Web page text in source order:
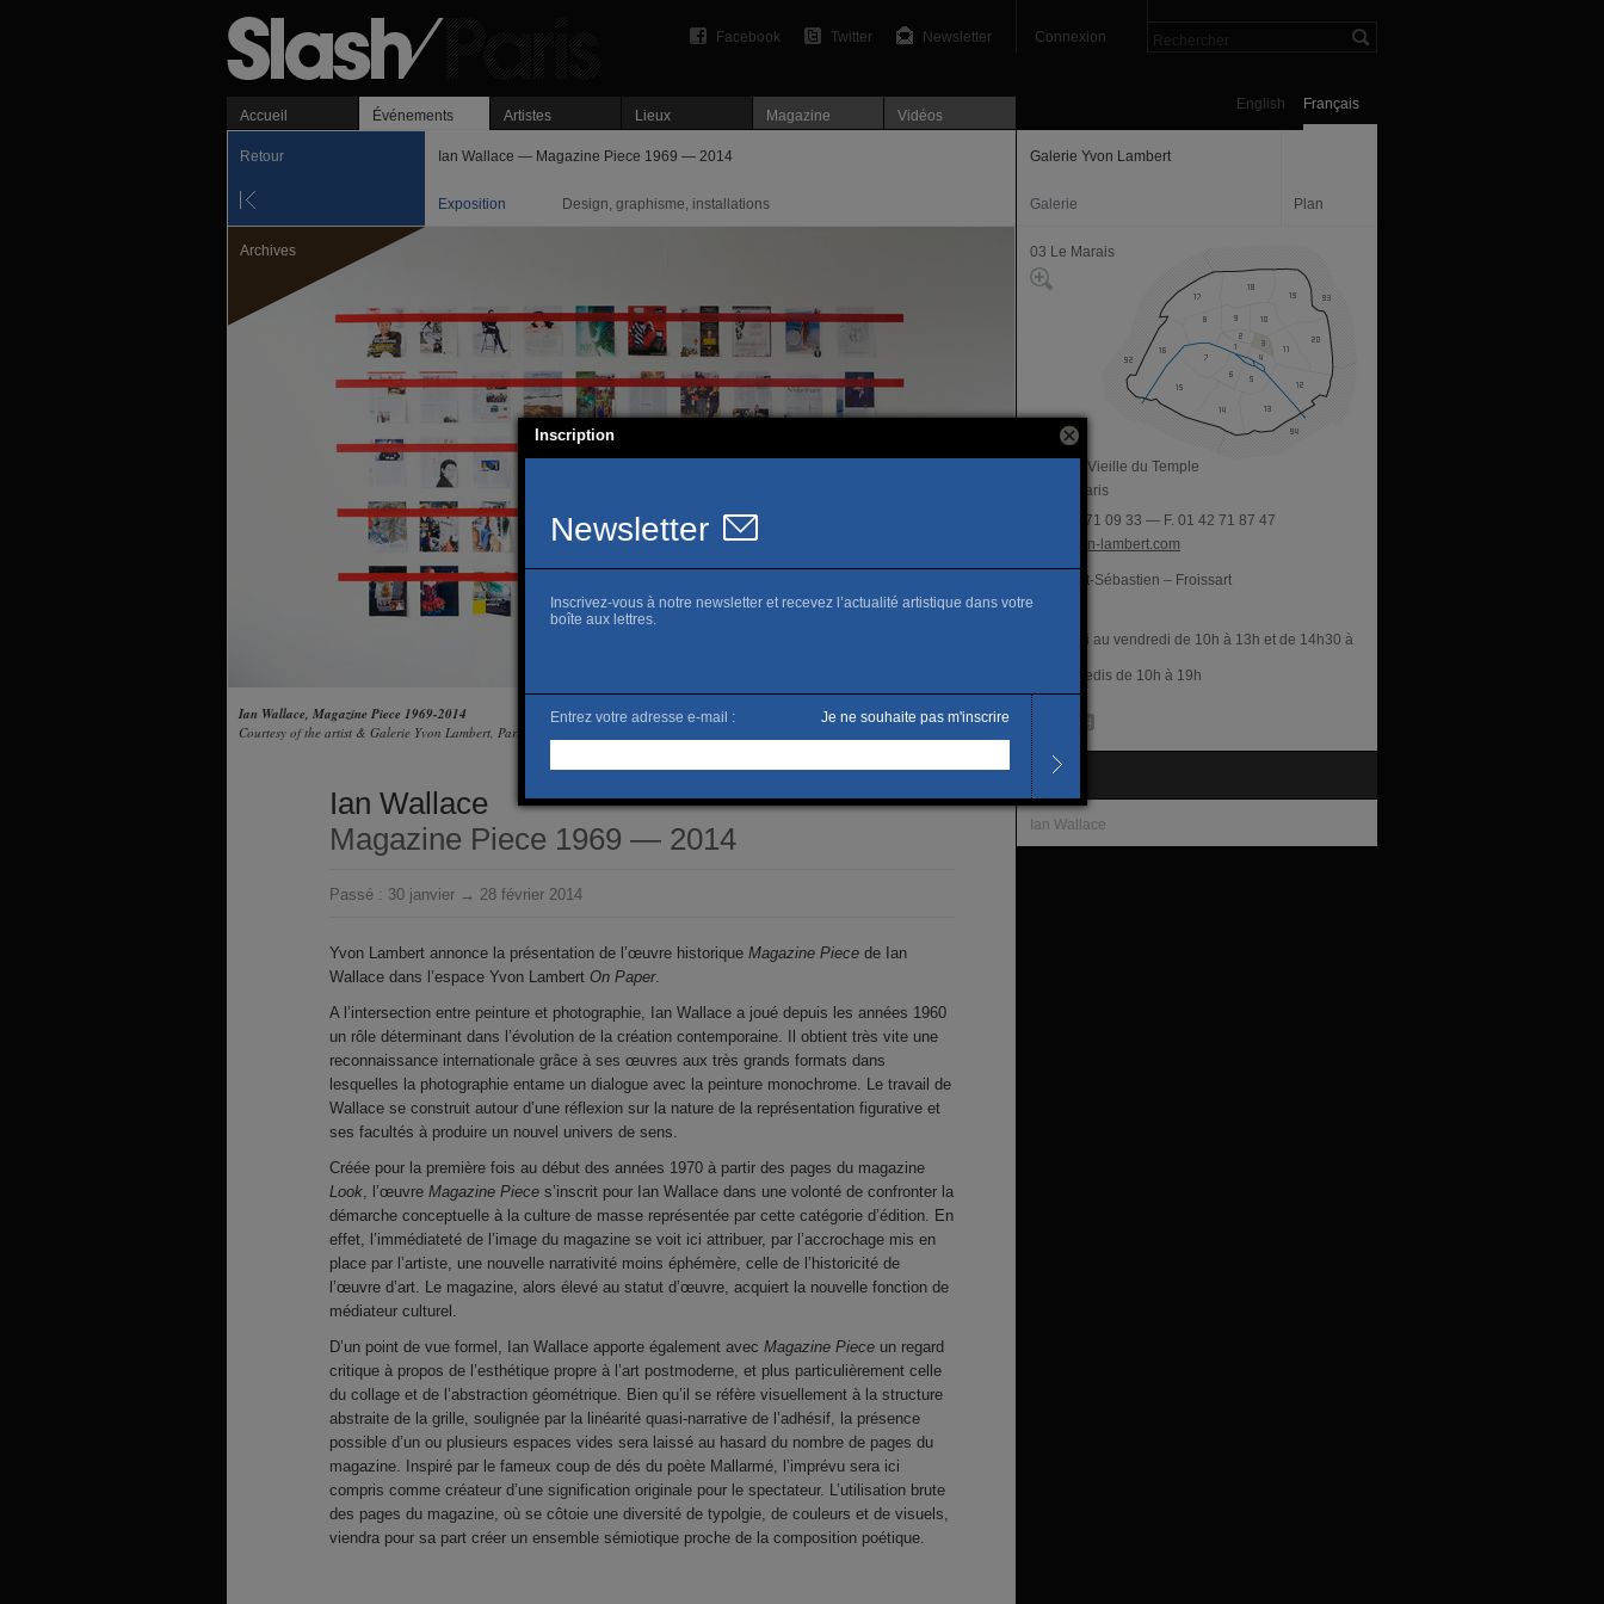
Connexion
Newsletter
Twitter
Facebook
Français
English
Accueil Événements Artistes Lieux Magazine Vidéos
Retour Ian Wallace — Magazine Piece 1969 — 2014
Exposition Design, graphisme, installations
Archives
Ian Wallace, Magazine Piece 1969-2014
Courtesy of the artist & Galerie Yvon Lambert, Paris
Ian Wallace
Magazine Piece 1969 — 2014
Passé : 30 janvier → 28 février 2014
Yvon Lambert annonce la présentation de l’œuvre historique Magazine Piece de Ian
Wallace dans l’espace Yvon Lambert On Paper.
A l’intersection entre peinture et photographie, Ian Wallace a joué depuis les années 1960
un rôle déterminant dans l’évolution de la création contemporaine. Il obtient très vite une
reconnaissance internationale grâce à ses œuvres aux très grands formats dans
lesquelles la photographie entame un dialogue avec la peinture monochrome. Le travail de
Wallace se construit autour d’une réflexion sur la nature de la représentation figurative et
ses facultés à produire un nouvel univers de sens.
Créée pour la première fois au début des années 1970 à partir des pages du magazine
Look, l’œuvre Magazine Piece s’inscrit pour Ian Wallace dans une volonté de confronter la
démarche conceptuelle à la culture de masse représentée par cette catégorie d’édition. En
effet, l’immédiateté de l’image du magazine se voit ici attribuer, par l’accrochage mis en
place par l’artiste, une nouvelle narrativité moins éphémère, celle de l’historicité de
l’œuvre d’art. Le magazine, alors élevé au statut d’œuvre, acquiert la nouvelle fonction de
médiateur culturel.
D’un point de vue formel, Ian Wallace apporte également avec Magazine Piece un regard
critique à propos de l’esthétique propre à l’art postmoderne, et plus particulièrement celle
du collage et de l’abstraction géométrique. Bien qu’il se réfère visuellement à la structure
abstraite de la grille, soulignée par la linéarité quasi-narrative de l’adhésif, la présence
possible d’un ou plusieurs espaces vides sera laissé au hasard du nombre de pages du
magazine. Inspiré par le fameux coup de dés du poète Mallarmé, l’imprévu sera ici
compris comme créateur d’une signification originale pour le spectateur. L’utilisation brute
des pages du magazine, où se côtoie une diversité de typolgie, de couleurs et de visuels,
viendra pour sa part créer un ensemble sémiotique proche de la composition poétique.
Galerie Yvon Lambert
Galerie Plan
03 Le Marais
108, rue Vieille du Temple
75003 Paris
T. 01 42 71 09 33 — F. 01 42 71 87 47
www.yvon-lambert.com
Saint-Sébastien – Froissart
Du mardi au vendredi de 10h à 13h et de 14h30 à
Les samedis de 10h à 19h
L’artiste
Ian Wallace
Inscription